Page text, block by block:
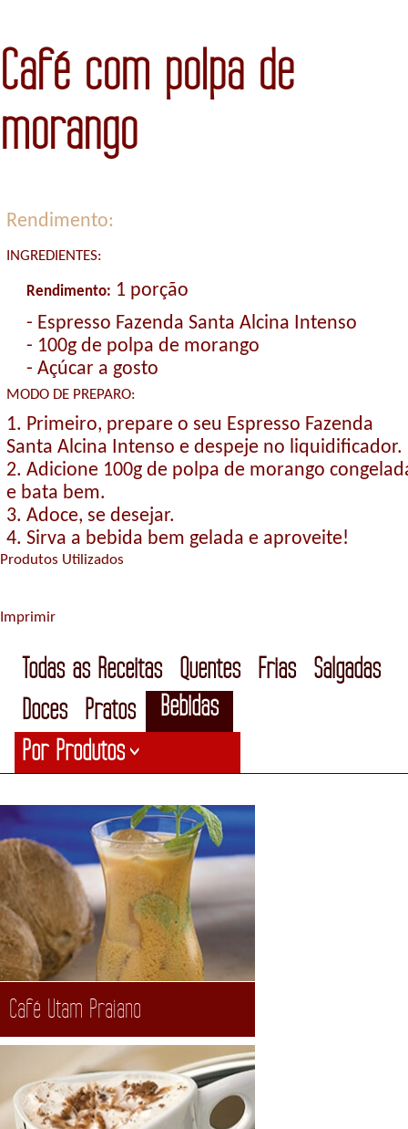
Café com polpa de
morango
Rendimento:
INGREDIENTES:
Rendimento: 1 porção
- Espresso Fazenda Santa Alcina Intenso
- 100g de polpa de morango
- Açúcar a gosto
MODO DE PREPARO:
1. Primeiro, prepare o seu Espresso Fazenda
Santa Alcina Intenso e despeje no liquidificador.
2. Adicione 100g de polpa de morango
e bata bem.
3. Adoce, se desejar.
4. Sirva a bebida bem gelada e aproveite!
Produtos Utilizados
Imprimir
Todas as Receitas Quentes Frias
Salgadas
Doces
Pratos
Bebidas
Por Produtos>
Café Utam Praiano